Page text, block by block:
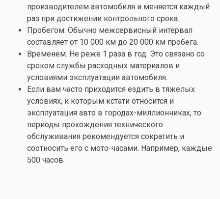
производителем автомобиля и меняется каждый
раз при достижении контрольного срока.
Пробегом. Обычно межсервисный интервал
составляет от 10 000 км до 20 000 км пробега.
Временем. Не реже 1 раза в год. Это связано со
сроком службы расходных материалов и
условиями эксплуатации автомобиля.
Если вам часто приходится ездить в тяжелых
условиях, к которым кстати относится и
эксплуатация авто в городах-миллионниках, то
периоды прохождения технического
обслуживания рекомендуется сократить и
соотносить его с мото-часами. Например, каждые
500 часов.